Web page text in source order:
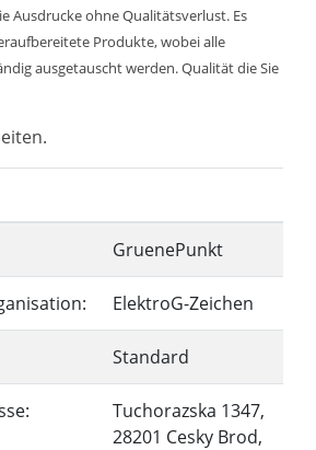
Ausdrucke ohne Qualitätsverlust. Es
Produkte, wobei alle
ausgetauscht werden. Qualität die Sie
GruenePunkt
ElektroG-Zeichen
Standard
Tuchorazska 1347,
28201 Cesky Brod,